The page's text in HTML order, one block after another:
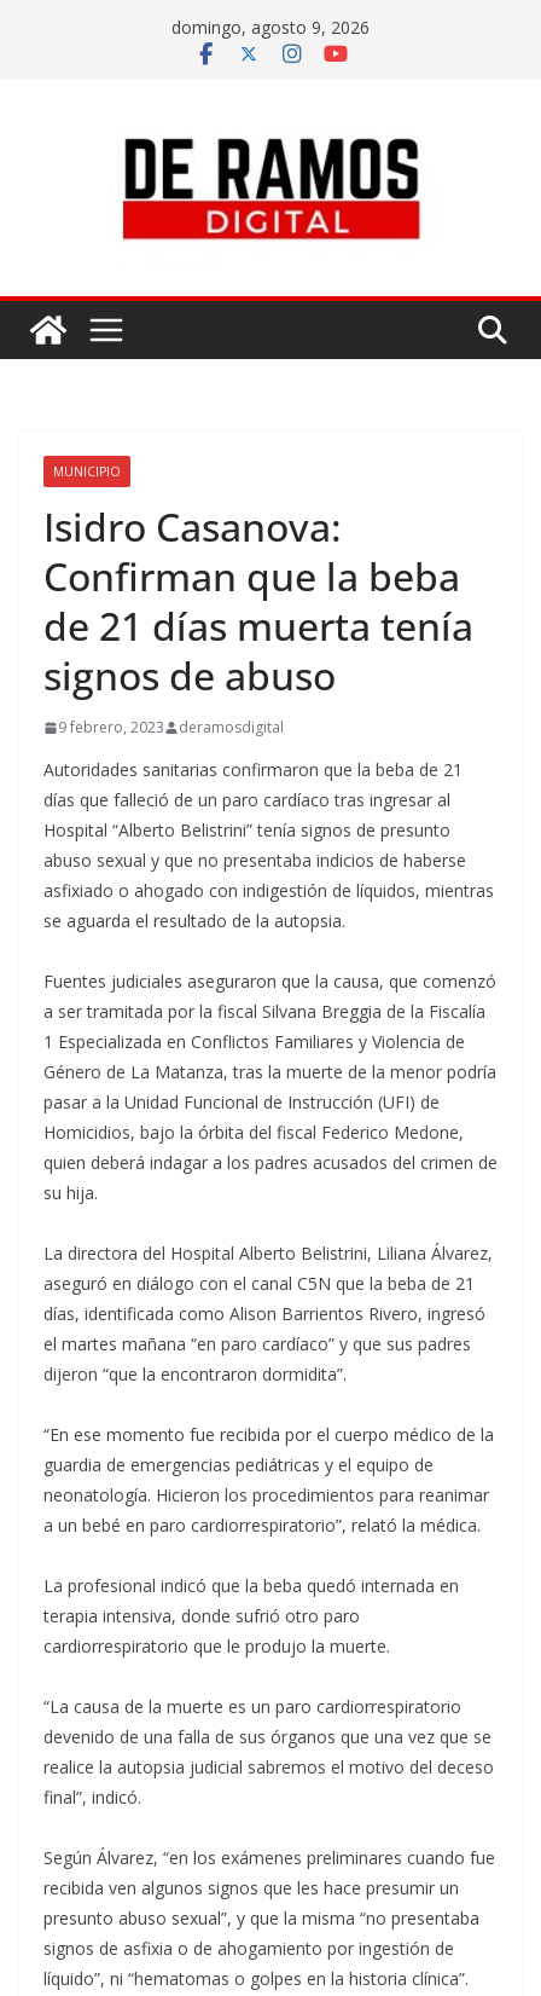
domingo, agosto 9, 2026
MUNICIPIO
Isidro Casanova:
Confirman que la beba
de 21 días muerta tenía
signos de abuso
9 febrero, 2023 deramosdigital
Autoridades sanitarias confirmaron que la beba de 21
días que falleció de un paro cardíaco tras ingresar al
Hospital “Alberto Belistrini” tenía signos de presunto
abuso sexual y que no presentaba indicios de haberse
asfixiado o ahogado con indigestión de líquidos, mientras
se aguarda el resultado de la autopsia.
Fuentes judiciales aseguraron que la causa, que comenzó
a ser tramitada por la fiscal Silvana Breggia de la Fiscalía
1 Especializada en Conflictos Familiares y Violencia de
Género de La Matanza, tras la muerte de la menor podría
pasar a la Unidad Funcional de Instrucción (UFI) de
Homicidios, bajo la órbita del fiscal Federico Medone,
quien deberá indagar a los padres acusados del crimen de
su hija.
La directora del Hospital Alberto Belistrini, Liliana Álvarez,
aseguró en diálogo con el canal C5N que la beba de 21
días, identificada como Alison Barrientos Rivero, ingresó
el martes mañana “en paro cardíaco” y que sus padres
dijeron “que la encontraron dormidita”.
“En ese momento fue recibida por el cuerpo médico de la
guardia de emergencias pediátricas y el equipo de
neonatología. Hicieron los procedimientos para reanimar
a un bebé en paro cardiorrespiratorio”, relató la médica.
La profesional indicó que la beba quedó internada en
terapia intensiva, donde sufrió otro paro
cardiorrespiratorio que le produjo la muerte.
“La causa de la muerte es un paro cardiorrespiratorio
devenido de una falla de sus órganos que una vez que se
realice la autopsia judicial sabremos el motivo del deceso
final”, indicó.
Según Álvarez, “en los exámenes preliminares cuando fue
recibida ven algunos signos que les hace presumir un
presunto abuso sexual”, y que la misma “no presentaba
signos de asfixia o de ahogamiento por ingestión de
líquido”, ni “hematomas o golpes en la historia clínica”.